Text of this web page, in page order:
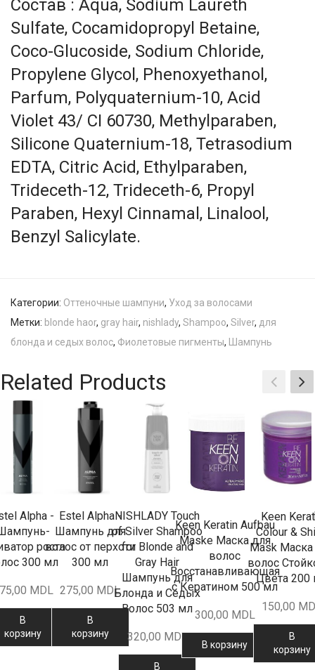
Состав : Aqua, Sodium Laureth
Sulfate, Cocamidopropyl Betaine,
Coco-Glucoside, Sodium Chloride,
Propylene Glycol, Phenoxyethanol,
Parfum, Polyquaternium-10, Acid
Violet 43/ CI 60730, Methylparaben,
Silicone Quaternium-18, Tetrasodium
EDTA, Citric Acid, Ethylparaben,
Trideceth-12, Trideceth-6, Propyl
Paraben, Hexyl Cinnamal, Linalool,
Benzyl Salicylate.
Категории: Оттеночные шампуни, Уход за волосами
Метки: blonde haor, gray hair, nishlady, Shampoo, Silver, для
блонда и седых волос, Фиолетовые пигменты, Шампунь
Related Products
Alpha -
роста
300 мл
MDL
В
корзину
Estel Alpha -
Шампунь для
волос от перхоти
300 мл
275,00 MDL
В
корзину
NISHLADY Touch
of Silver Shampoo
for Blonde and
Gray Hair
Шампунь для
Блонда и Седых
Волос 503 мл
320,00 MDL
В
Keen Keratin Aufbau
Maske Маска для
волос
Восстанавливающая
с Кератином 500 мл
300,00 MDL
В корзину
Keen
Colour &
Mask Маска
волос
Цвета 200
150,00
В
корзину